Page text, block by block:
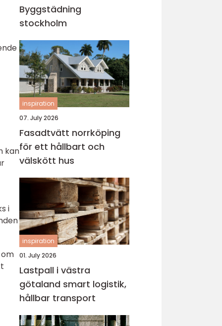
kan
i
Byggstädning
stockholm
inspiration
07. July 2026
Fasadtvätt norrköping
för ett hållbart och
välskött hus
inspiration
01. July 2026
Lastpall i västra
götaland smart logistik,
hållbar transport